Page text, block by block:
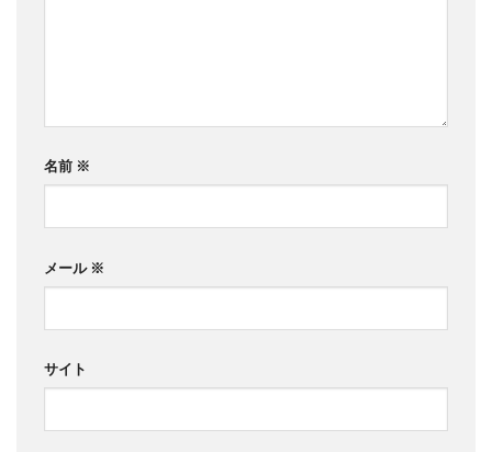
名前 ※
メール ※
サイト